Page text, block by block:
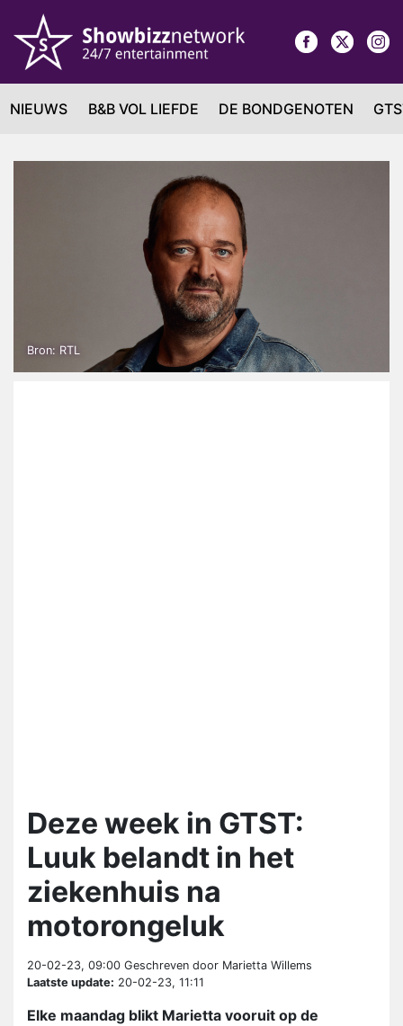
NIEUWS B&B VOL LIEFDE DE BONDGENOTEN
Bron: RTL
Deze week in GTST:
Luuk belandt in het
ziekenhuis na
motorongeluk
20-02-23, 09:00 Geschreven door Marietta Willems
Laatste update: 20-02-23, 11:11
Elke maandag blikt Marietta vooruit op de